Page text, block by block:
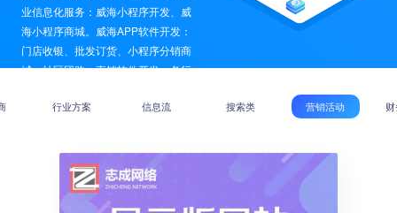
业信息化服务：威海小程序开发、威
海小程序商城。威海APP软件开发：
门店收银、批发订货、小程序分销商
城、社区团购、直销软件开发、各行
信息化落地使用。5160789
行业方案 信息流 搜索类 营销活动